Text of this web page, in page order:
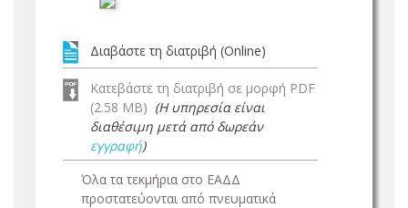
Διαβάστε τη διατριβή (Online)
Κατεβάστε τη διατριβή σε μορφή PDF
(2.58 MB) (Η υπηρεσία είναι
διαθέσιμη μετά από δωρεάν
εγγραφή)
Όλα τα τεκμήρια στο ΕΑΔΔ
προστατεύονται από πνευματικά